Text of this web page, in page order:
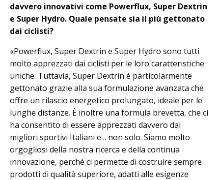
davvero innovativi come Powerflux, Super Dextrin
e Super Hydro. Quale pensate sia il più gettonato
dai ciclisti?
«Powerflux, Super Dextrin e Super Hydro sono tutti
molto apprezzati dai ciclisti per le loro caratteristiche
uniche. Tuttavia, Super Dextrin è particolarmente
gettonato grazie alla sua formulazione avanzata che
offre un rilascio energetico prolungato, ideale per le
lunghe distanze. È inoltre una formula brevetta, che ci
ha consentito di essere apprezzati davvero dai
migliori sportivi Italiani e .. non solo. Siamo molto
orgogliosi della nostra ricerca e della continua
innovazione, perché ci permette di costruire sempre
prodotti di qualità superiore, adatti alle esigenze